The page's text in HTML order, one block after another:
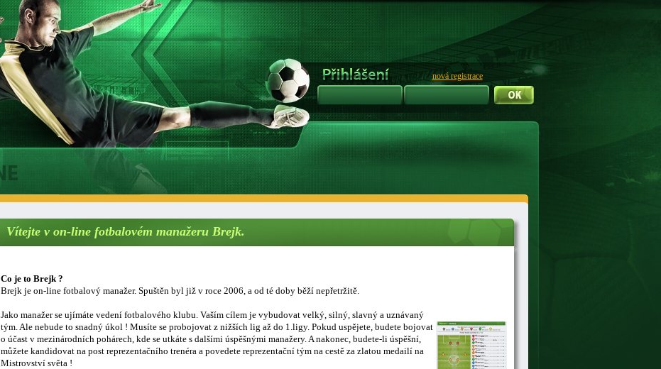
nová registrace
Vítejte v on-line fotbalovém manažeru Brejk.
Co je to Brejk ?
Brejk je on-line fotbalový manažer. Spuštěn byl již v roce 2006, a od té doby běží nepřetržitě.
Jako manažer se ujímáte vedení fotbalového klubu. Vaším cílem je vybudovat velký, silný, slavný a uznávaný
tým. Ale nebude to snadný úkol ! Musíte se probojovat z nižších lig až do 1.ligy. Pokud uspějete, budete bojovat
o účast v mezinárodních pohárech, kde se utkáte s dalšími úspěšnými manažery. A nakonec, budete-li úspěšní,
můžete kandidovat na post reprezentačního trenéra a povedete reprezentační tým na cestě za zlatou medailí na
Mistrovství světa !